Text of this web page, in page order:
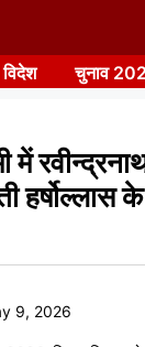
चुनाव
हर्षोल्लास
9, 2026